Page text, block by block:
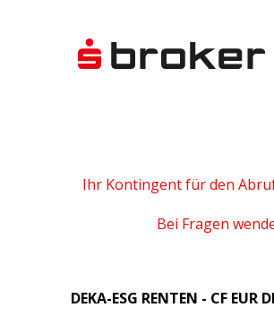
Ihr Kontingent für den
Bei Fragen
DEKA-ESG RENTEN - CF EUR